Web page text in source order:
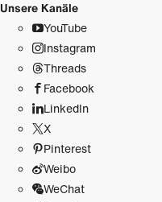
Unsere Kanäle
YouTube
Instagram
Threads
Facebook
LinkedIn
X
Pinterest
Weibo
WeChat